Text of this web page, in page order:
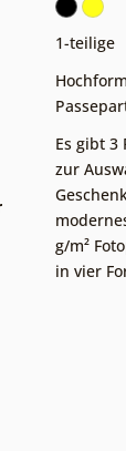
1-teilige
Es gibt 3
zur
g/m²
in vier